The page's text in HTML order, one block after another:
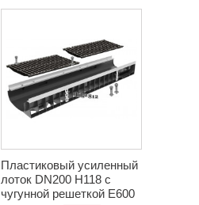
Пластиковый усиленный
лоток DN200 H118 с
чугунной решеткой E600